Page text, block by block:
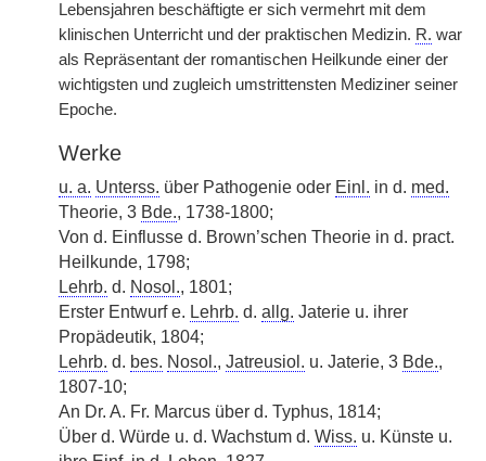
Lebensjahren beschäftigte er sich vermehrt mit dem
klinischen Unterricht und der praktischen Medizin. R. war
als Repräsentant der romantischen Heilkunde einer der
wichtigsten und zugleich umstrittensten Mediziner seiner
Epoche.
Werke
u. a. Unterss. über Pathogenie oder Einl. in d. med.
Theorie, 3 Bde., 1738-1800;
Von d. Einflusse d. Brown’schen Theorie in d. pract.
Heilkunde, 1798;
Lehrb. d. Nosol., 1801;
Erster Entwurf e. Lehrb. d. allg. Jaterie u. ihrer
Propädeutik, 1804;
Lehrb. d. bes. Nosol., Jatreusiol. u. Jaterie, 3 Bde.,
1807-10;
An Dr. A. Fr. Marcus über d. Typhus, 1814;
Über d. Würde u. d. Wachstum d. Wiss. u. Künste u.